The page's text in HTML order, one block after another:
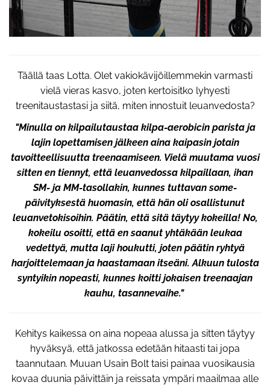
Täällä taas Lotta. Olet vakiokävijöillemmekin varmasti
vielä vieras kasvo, joten kertoisitko lyhyesti
treenitaustastasi ja siitä, miten innostuit leuanvedosta?
"Minulla on kilpailutaustaa kilpa-aerobicin parista ja
lajin lopettamisen jälkeen aina kaipasin jotain
tavoitteellisuutta treenaamiseen. Vielä muutama vuosi
sitten en tiennyt, että leuanvedossa kilpaillaan, ihan
SM- ja MM-tasollakin, kunnes tuttavan some-
päivityksestä huomasin, että hän oli osallistunut
leuanvetokisoihin. Päätin, että sitä täytyy kokeilla! No,
kokeilu osoitti, että en saanut yhtäkään leukaa
vedettyä, mutta laji houkutti, joten päätin ryhtyä
harjoittelemaan ja haastamaan itseäni. Alkuun tulosta
syntyikin nopeasti, kunnes koitti jokaisen treenaajan
kauhu, tasannevaihe." ​​
Kehitys kaikessa on aina nopeaa alussa ja sitten täytyy
hyväksyä, että jatkossa edetään hitaasti tai jopa
taannutaan. Muuan Usain Bolt taisi painaa vuosikausia
kovaa duunia päivittäin ja reissata ympäri maailmaa alle